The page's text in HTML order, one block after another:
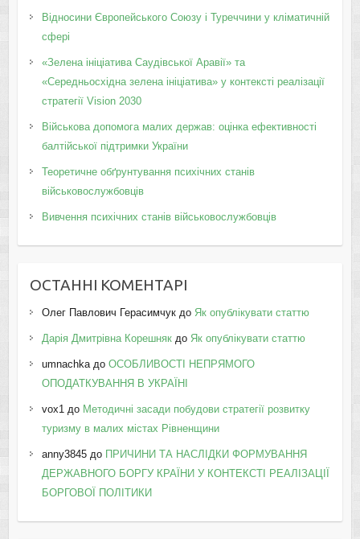
Відносини Європейського Союзу і Туреччини у кліматичній
сфері
«Зелена ініціатива Саудівської Аравії» та
«Середньосхідна зелена ініціатива» у контексті реалізації
стратегії Vision 2030
Військова допомога малих держав: оцінка ефективності
балтійської підтримки України
Теоретичне обґрунтування психічних станів
військовослужбовців
Вивчення психічних станів військовослужбовців
ОСТАННІ КОМЕНТАРІ
Олег Павлович Герасимчукдо Як опублікувати статтю
Дарія Дмитрівна Корешнякдо Як опублікувати статтю
umnachkaдо ОСОБЛИВОСТІ НЕПРЯМОГО
ОПОДАТКУВАННЯ В УКРАЇНІ
vox1до Методичні засади побудови стратегії розвитку
туризму в малих містах Рівненщини
anny3845до ПРИЧИНИ ТА НАСЛІДКИ ФОРМУВАННЯ
ДЕРЖАВНОГО БОРГУ КРАЇНИ У КОНТЕКСТІ РЕАЛІЗАЦІЇ
БОРГОВОЇ ПОЛІТИКИ